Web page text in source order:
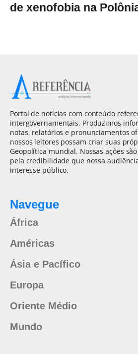
de xenofobia na
Portal de notícias com conteúdo
intergovernamentais. Produzimos
notas, relatórios e pronunciamentos
nossos leitores possam criar suas
Geopolítica mundial. Nossas ações
pela credibilidade que nossa
interesse público.
Navegue
África
Américas
Ásia e Pacífico
Europa
Oriente Médio
Mundo